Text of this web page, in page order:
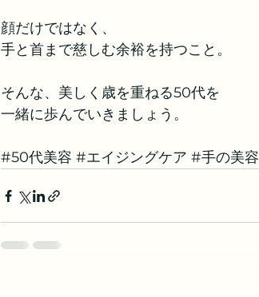
顔だけではなく、
手と首まで慈しむ余裕を持つこと。
そんな、美しく歳を重ねる50代を
一緒に歩んでいきましょう。
#50代美容 #エイジングケア #手の美容